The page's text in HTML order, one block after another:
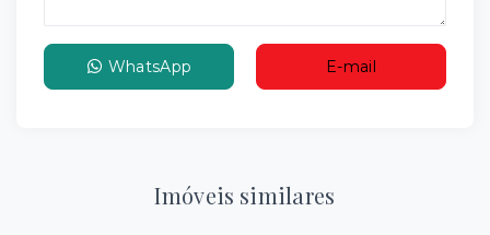
WhatsApp E-mail
Imóveis similares